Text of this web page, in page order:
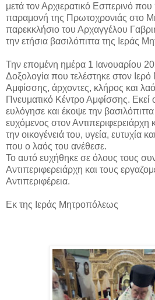
μετά τον Αρχιερατικό Εσπερινό
παραμονή της Πρωτοχρονιάς στο
παρεκκλήσιο του Αρχαγγέλου
την ετήσια βασιλόπιττα της Ιεράς
Την επομένη ημέρα 1 Ιανουαρίου
Δοξολογία που τελέστηκε στον
Αμφίσσης, άρχοντες, κλήρος και
Πνευματικό Κέντρο Αμφίσσης. Εκεί
ευλόγησε και έκοψε την βασιλόπιττα
ευχόμενος στον Αντιπεριφερειάρχη
την οικογένειά του, υγεία, ευτυχία
που ο λαός του ανέθεσε.
Το αυτό ευχήθηκε σε όλους τους
Αντιπεριφερειάρχη και τους
Αντιπεριφέρεια.
Εκ της Ιεράς Μητροπόλεως